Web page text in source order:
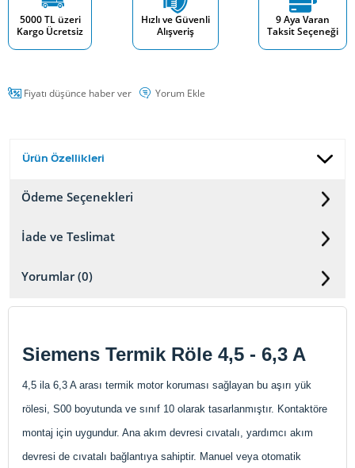
5000 TL üzeri
Kargo Ücretsiz
Hızlı ve Güvenli
Alışveriş
9 Aya Varan
Taksit Seçeneği
Fiyatı düşünce haber ver Yorum Ekle
Ürün Özellikleri
Ödeme Seçenekleri
İade ve Teslimat
Yorumlar (0)
Siemens Termik Röle 4,5 - 6,3 A
4,5 ila 6,3 A arası termik motor koruması sağlayan bu aşırı yük
rölesi, S00 boyutunda ve sınıf 10 olarak tasarlanmıştır. Kontaktöre
montaj için uygundur. Ana akım devresi cıvatalı, yardımcı akım
devresi de cıvatalı bağlantıya sahiptir. Manuel veya otomatik